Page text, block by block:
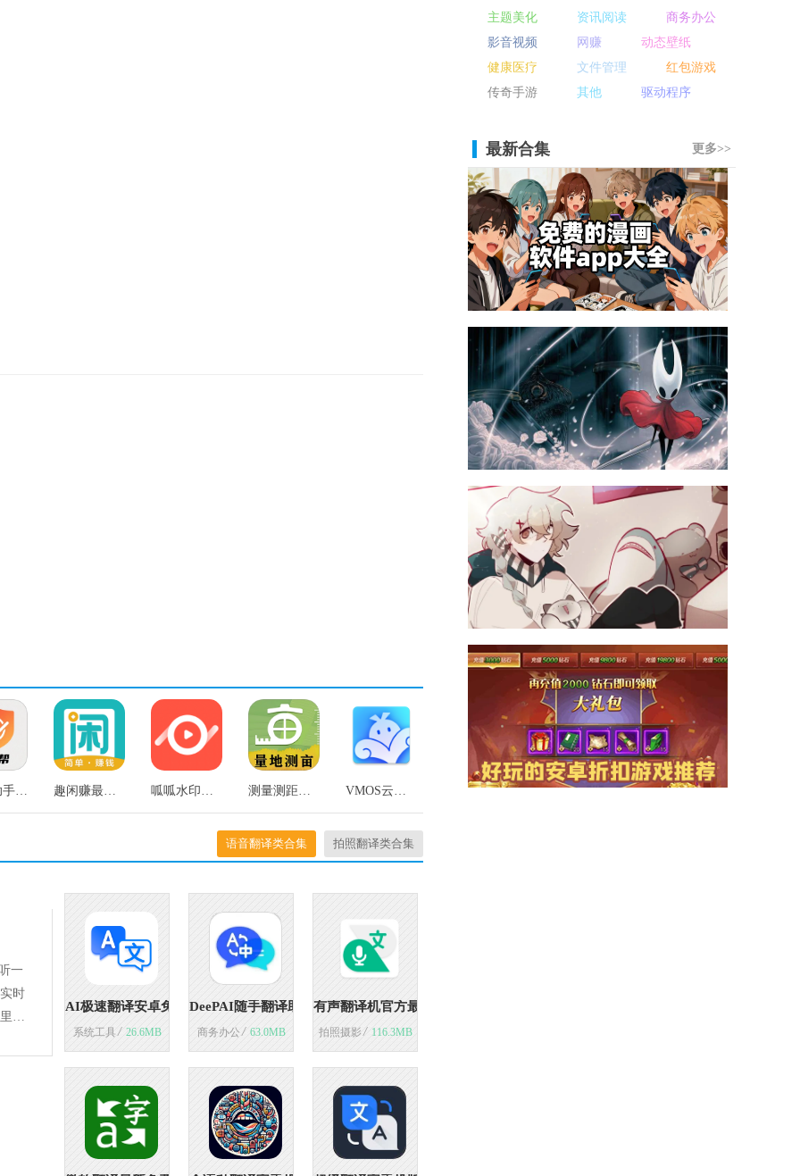
K客帮助手通用版 趣闲赚最新版 呱呱水印手机最新版 测量测距量地测亩宝安卓免费版 VMOS云官方正版
语音翻译类合集 拍照翻译类合集
一
时
下
AI极速翻译安卓免费版
系统工具/ 26.6MB
DeePAI随手翻译助手原版
商务办公/ 63.0MB
有声翻译机官方最新版
拍照摄影/ 116.3MB
主题美化
资讯阅读
商务办公
影音视频
网赚
动态壁纸
健康医疗
文件管理
红包游戏
传奇手游
其他 驱动程序
最新合集 更多>>